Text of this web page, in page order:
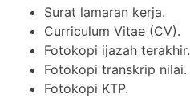
Surat lamaran kerja.
Curriculum Vitae (CV).
Fotokopi ijazah terakhir.
Fotokopi transkrip nilai.
Fotokopi KTP.